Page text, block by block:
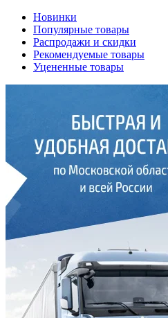
Новинки
Популярные товары
Распродажи и скидки
Рекомендуемые товары
Уцененные товары